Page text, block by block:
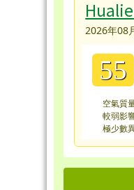
2026年08
55
空氣質
較弱影
極少數